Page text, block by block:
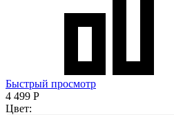
Быстрый просмотр
4 499 Р
Цвет: